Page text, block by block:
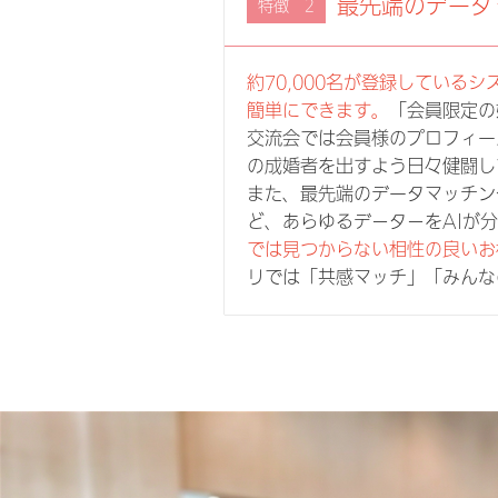
特徴 2 最先端のデー
約70,000名が登録しているシ
簡単にできます。
「会員限定
交流会では会員様のプロフィ
の成婚者を出すよう日々健闘
また、最先端のデータマッチ
ど、あらゆるデ－タ－をAIが
では見つからない相性の良い
リでは「共感マッチ」「みん